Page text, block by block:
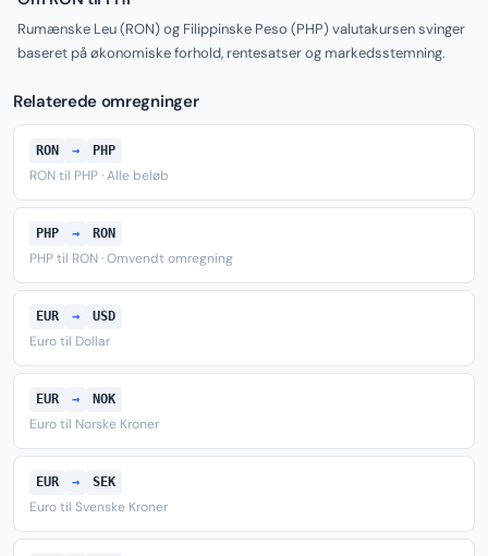
Rumænske Leu (RON) og Filippinske Peso (PHP) valutakursen svinger
baseret på økonomiske forhold, rentesatser og markedsstemning.
Relaterede omregninger
RON → PHP
RON til PHP · Alle beløb
PHP → RON
PHP til RON · Omvendt omregning
EUR → USD
Euro til Dollar
EUR → NOK
Euro til Norske Kroner
EUR → SEK
Euro til Svenske Kroner